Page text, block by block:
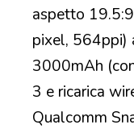
aspetto
pixel, 564ppi)
3000mAh
3 e ricarica
Qualcomm